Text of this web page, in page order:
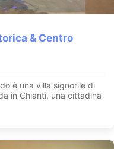
& Centro
è una villa signorile di
in Chianti, una cittadina